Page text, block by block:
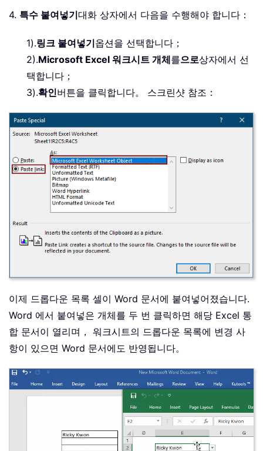
4. 특수 붙여넣기대화 상자에서 다음을 수행해야 합니다：
1).링크 붙여넣기옵션을 선택합니다；
2).Microsoft Excel 워크시트 개체를으로상자에서 선
택합니다；
3).확인버튼을 클릭합니다。 스크린샷 참조：
이제 드롭다운 목록 셀이 Word 문서에 붙여넣어졌습니다.
Word 에서 붙여넣은 개체를 두 번 클릭하면 해당 Excel 통
합 문서이 열리며， 워크시트의 드롭다운 목록에 변경 사
항이 있으면 Word 문서에도 반영됩니다。